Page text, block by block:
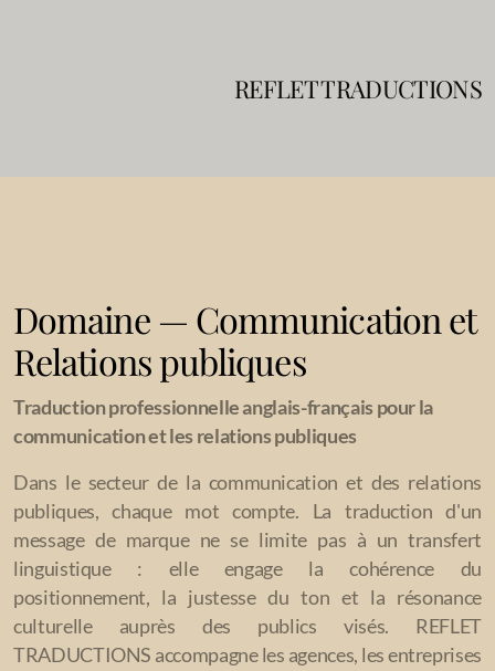
REFLET TRADUCTIONS
Domaine — Communication et
Relations publiques
Traduction professionnelle anglais-français pour la
communication et les relations publiques
Dans le secteur de la communication et des relations
publiques, chaque mot compte. La traduction d'un
message de marque ne se limite pas à un transfert
linguistique : elle engage la cohérence du
positionnement, la justesse du ton et la résonance
culturelle auprès des publics visés. REFLET
TRADUCTIONS accompagne les agences, les entreprises
Service traduction
Service traduction urgente
Service Post-édition
Service Transcription
Service Révision
Service Relecture